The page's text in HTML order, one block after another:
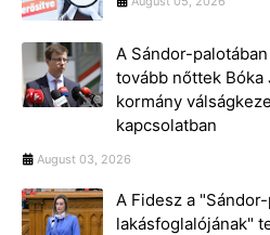
A Sándor-
tovább nőttek Bóka
kormány
kapcsolatban
August 03, 2026
A Fidesz a
lakásfoglalójának"